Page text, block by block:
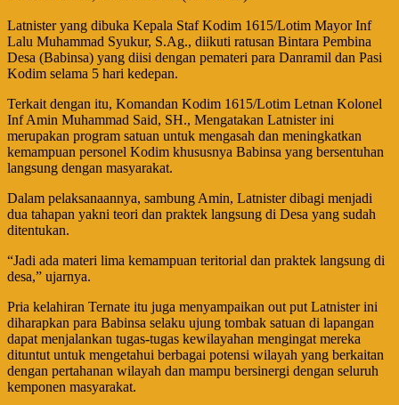
Latnister yang dibuka Kepala Staf Kodim 1615/Lotim Mayor Inf
Lalu Muhammad Syukur, S.Ag., diikuti ratusan Bintara Pembina
Desa (Babinsa) yang diisi dengan pemateri para Danramil dan Pasi
Kodim selama 5 hari kedepan.
Terkait dengan itu, Komandan Kodim 1615/Lotim Letnan Kolonel
Inf Amin Muhammad Said, SH., Mengatakan Latnister ini
merupakan program satuan untuk mengasah dan meningkatkan
kemampuan personel Kodim khususnya Babinsa yang bersentuhan
langsung dengan masyarakat.
Dalam pelaksanaannya, sambung Amin, Latnister dibagi menjadi
dua tahapan yakni teori dan praktek langsung di Desa yang sudah
ditentukan.
“Jadi ada materi lima kemampuan teritorial dan praktek langsung di
desa,” ujarnya.
Pria kelahiran Ternate itu juga menyampaikan out put Latnister ini
diharapkan para Babinsa selaku ujung tombak satuan di lapangan
dapat menjalankan tugas-tugas kewilayahan mengingat mereka
dituntut untuk mengetahui berbagai potensi wilayah yang berkaitan
dengan pertahanan wilayah dan mampu bersinergi dengan seluruh
kemponen masyarakat.